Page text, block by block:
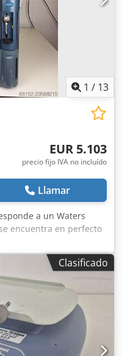
automática
• Mesa de perforado de
1 / 13
EUR 5.103
precio fijo IVA no incluído
Llamar
a un Waters
encuentra en perfecto
para su entrega
- Gestor de columnas
(Sample Manager)
Solvent Manager)
con coste adicional.
su laboratorio con el
una solución de
(UHPLC) de
máxima
Clasificado